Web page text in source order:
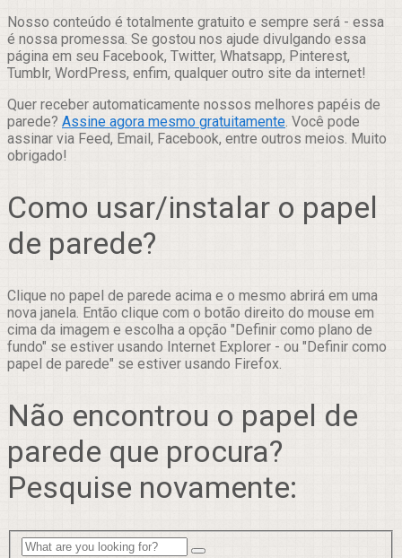
Nosso conteúdo é totalmente gratuito e sempre será - essa
é nossa promessa. Se gostou nos ajude divulgando essa
página em seu Facebook, Twitter, Whatsapp, Pinterest,
Tumblr, WordPress, enfim, qualquer outro site da internet!
Quer receber automaticamente nossos melhores papéis de
parede? Assine agora mesmo gratuitamente. Você pode
assinar via Feed, Email, Facebook, entre outros meios. Muito
obrigado!
Como usar/instalar o papel
de parede?
Clique no papel de parede acima e o mesmo abrirá em uma
nova janela. Então clique com o botão direito do mouse em
cima da imagem e escolha a opção "Definir como plano de
fundo" se estiver usando Internet Explorer - ou "Definir como
papel de parede" se estiver usando Firefox.
Não encontrou o papel de
parede que procura?
Pesquise novamente: